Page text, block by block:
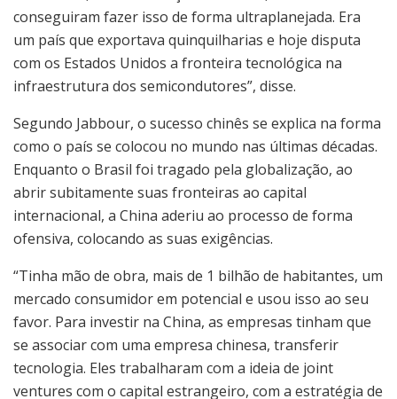
conseguiram fazer isso de forma ultraplanejada. Era
um país que exportava quinquilharias e hoje disputa
com os Estados Unidos a fronteira tecnológica na
infraestrutura dos semicondutores”, disse.
Segundo Jabbour, o sucesso chinês se explica na forma
como o país se colocou no mundo nas últimas décadas.
Enquanto o Brasil foi tragado pela globalização, ao
abrir subitamente suas fronteiras ao capital
internacional, a China aderiu ao processo de forma
ofensiva, colocando as suas exigências.
“Tinha mão de obra, mais de 1 bilhão de habitantes, um
mercado consumidor em potencial e usou isso ao seu
favor. Para investir na China, as empresas tinham que
se associar com uma empresa chinesa, transferir
tecnologia. Eles trabalharam com a ideia de joint
ventures com o capital estrangeiro, com a estratégia de